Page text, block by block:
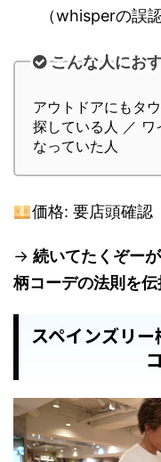
（whisperの誤
こんな人にお
アウトドアにもタ
探している人 ／ ワ
なっていた人
価格: 要店頭確認
→ 続いてたくぞー
柄コーデの法則を伝
スペインズリー